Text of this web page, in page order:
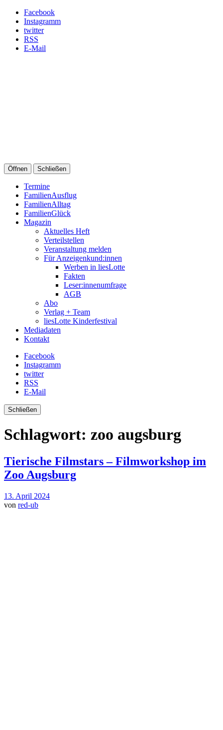
Facebook
Instagramm
twitter
RSS
E-Mail
Öffnen Schließen
Termine
FamilienAusflug
FamilienAlltag
FamilienGlück
Magazin
Aktuelles Heft
Verteilstellen
Veranstaltung melden
Für Anzeigenkund:innen
Werben in liesLotte
Fakten
Leser:innenumfrage
AGB
Abo
Verlag + Team
liesLotte Kinderfestival
Mediadaten
Kontakt
Facebook
Instagramm
twitter
RSS
E-Mail
Schließen
Schlagwort: zoo augsburg
Tierische Filmstars – Filmworkshop im
Zoo Augsburg
13. April 2024
von red-ub